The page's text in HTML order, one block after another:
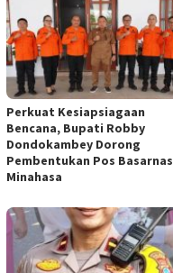
Perkuat Kesiapsiagaan
Bencana, Bupati Robby
Dondokambey Dorong
Pembentukan Pos
Minahasa